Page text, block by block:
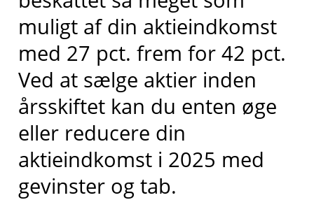
muligt af din aktieindkomst
med 27 pct. frem for 42 pct.
Ved at sælge aktier inden
årsskiftet kan du enten øge
eller reducere din
aktieindkomst i 2025 med
gevinster og tab.